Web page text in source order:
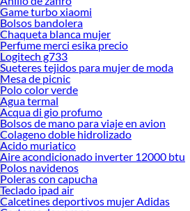
Game turbo xiaomi
Bolsos bandolera
Chaqueta blanca mujer
Perfume merci esika precio
Logitech g733
Sueteres tejidos para mujer de moda
Mesa de picnic
Polo color verde
Agua termal
Acqua di gio profumo
Bolsos de mano para viaje en avion
Colageno doble hidrolizado
Acido muriatico
Aire acondicionado inverter 12000 btu
Polos navidenos
Poleras con capucha
Teclado ipad air
Calcetines deportivos mujer Adidas